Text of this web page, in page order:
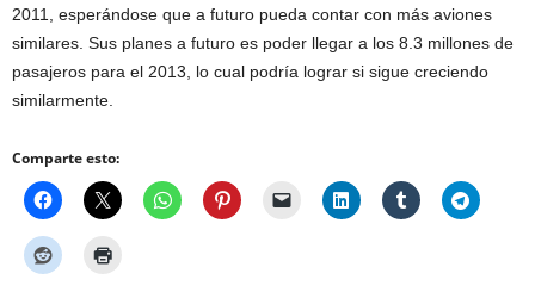
2011, esperándose que a futuro pueda contar con más aviones
similares. Sus planes a futuro es poder llegar a los 8.3 millones de
pasajeros para el 2013, lo cual podría lograr si sigue creciendo
similarmente.
Comparte esto: